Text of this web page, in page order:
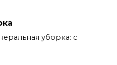
уборка: с